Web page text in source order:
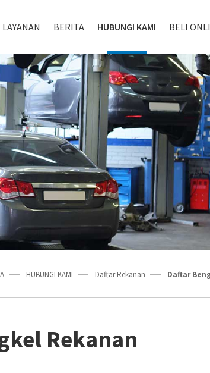
LAYANAN BERITA HUBUNGI KAMI BELI
HUBUNGI KAMI Daftar Rekanan Daftar
Rekanan